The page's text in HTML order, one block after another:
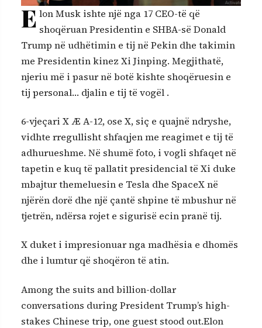
Elon Musk ishte një nga 17 CEO-të që
shoqëruan Presidentin e SHBA-së Donald
Trump në udhëtimin e tij në Pekin dhe takimin
me Presidentin kinez Xi Jinping. Megjithatë,
njeriu më i pasur në botë kishte shoqëruesin e
tij personal… djalin e tij të vogël .
6-vjeçari X Æ A-12, ose X, siç e quajnë ndryshe,
vidhte rregullisht shfaqjen me reagimet e tij të
adhurueshme. Në shumë foto, i vogli shfaqet në
tapetin e kuq të pallatit presidencial të Xi duke
mbajtur themeluesin e Tesla dhe SpaceX në
njërën dorë dhe një çantë shpine të mbushur në
tjetrën, ndërsa rojet e sigurisë ecin pranë tij.
X duket i impresionuar nga madhësia e dhomës
dhe i lumtur që shoqëron të atin.
Among the suits and billion-dollar
conversations during President Trump’s high-
stakes Chinese trip, one guest stood out.Elon